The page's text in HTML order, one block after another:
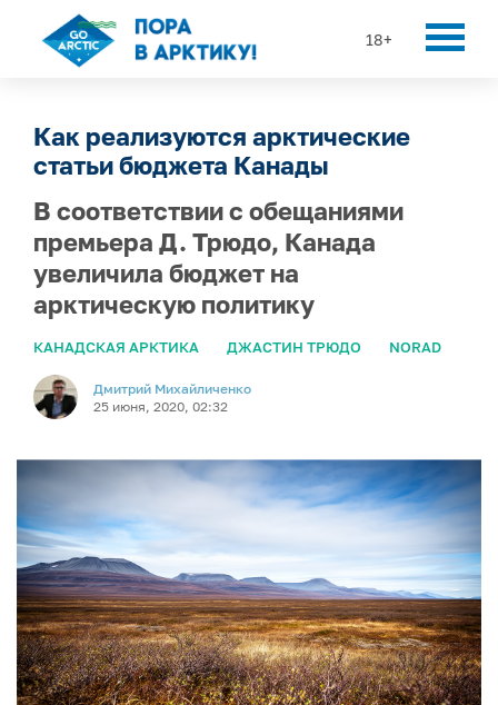
18+
Как реализуются арктические
статьи бюджета Канады
В соответствии с обещаниями
премьера Д. Трюдо, Канада
увеличила бюджет на
арктическую политику
КАНАДСКАЯ АРКТИКА ДЖАСТИН ТРЮДО NORAD
Дмитрий Михайличенко
25 июня, 2020, 02:32